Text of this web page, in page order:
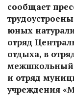
сообщает
юных
отряд
отдыха, в
и отряд
учреждения